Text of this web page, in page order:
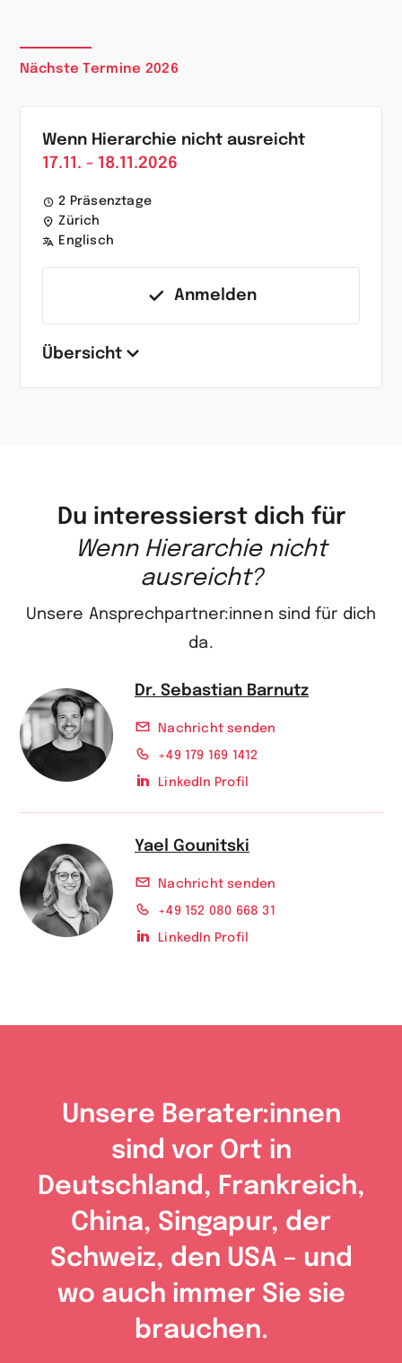
Nächste Termine 2026
Wenn Hierarchie nicht ausreicht
17.11. - 18.11.2026
2 Präsenztage
Zürich
Englisch
Anmelden
Übersicht
Du interessierst dich für
Wenn Hierarchie nicht
ausreicht?
Unsere Ansprechpartner:innen sind für dich
da.
Dr. Sebastian Barnutz
Nachricht senden
+49 179 169 1412
LinkedIn Profil
Yael Gounitski
Nachricht senden
+49 152 080 668 31
LinkedIn Profil
Unsere Berater:innen
sind vor Ort in
Deutschland, Frankreich,
China, Singapur, der
Schweiz, den USA – und
wo auch immer Sie sie
brauchen.